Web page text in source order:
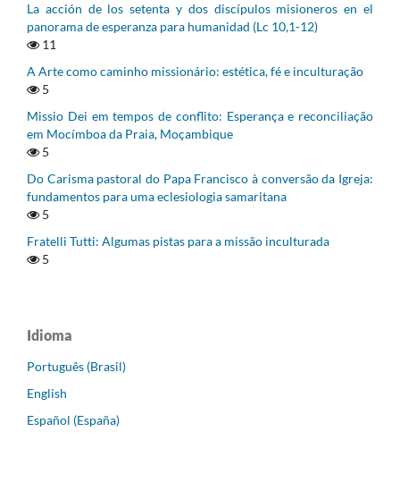
La acción de los setenta y dos discípulos misioneros en el
panorama de esperanza para humanidad (Lc 10,1-12)
11
A Arte como caminho missionário: estética, fé e inculturação
5
Missio Dei em tempos de conflito: Esperança e reconciliação
em Mocímboa da Praia, Moçambique
5
Do Carisma pastoral do Papa Francisco à conversão da Igreja:
fundamentos para uma eclesiologia samaritana
5
Fratelli Tutti: Algumas pistas para a missão inculturada
5
Idioma
Português (Brasil)
English
Español (España)